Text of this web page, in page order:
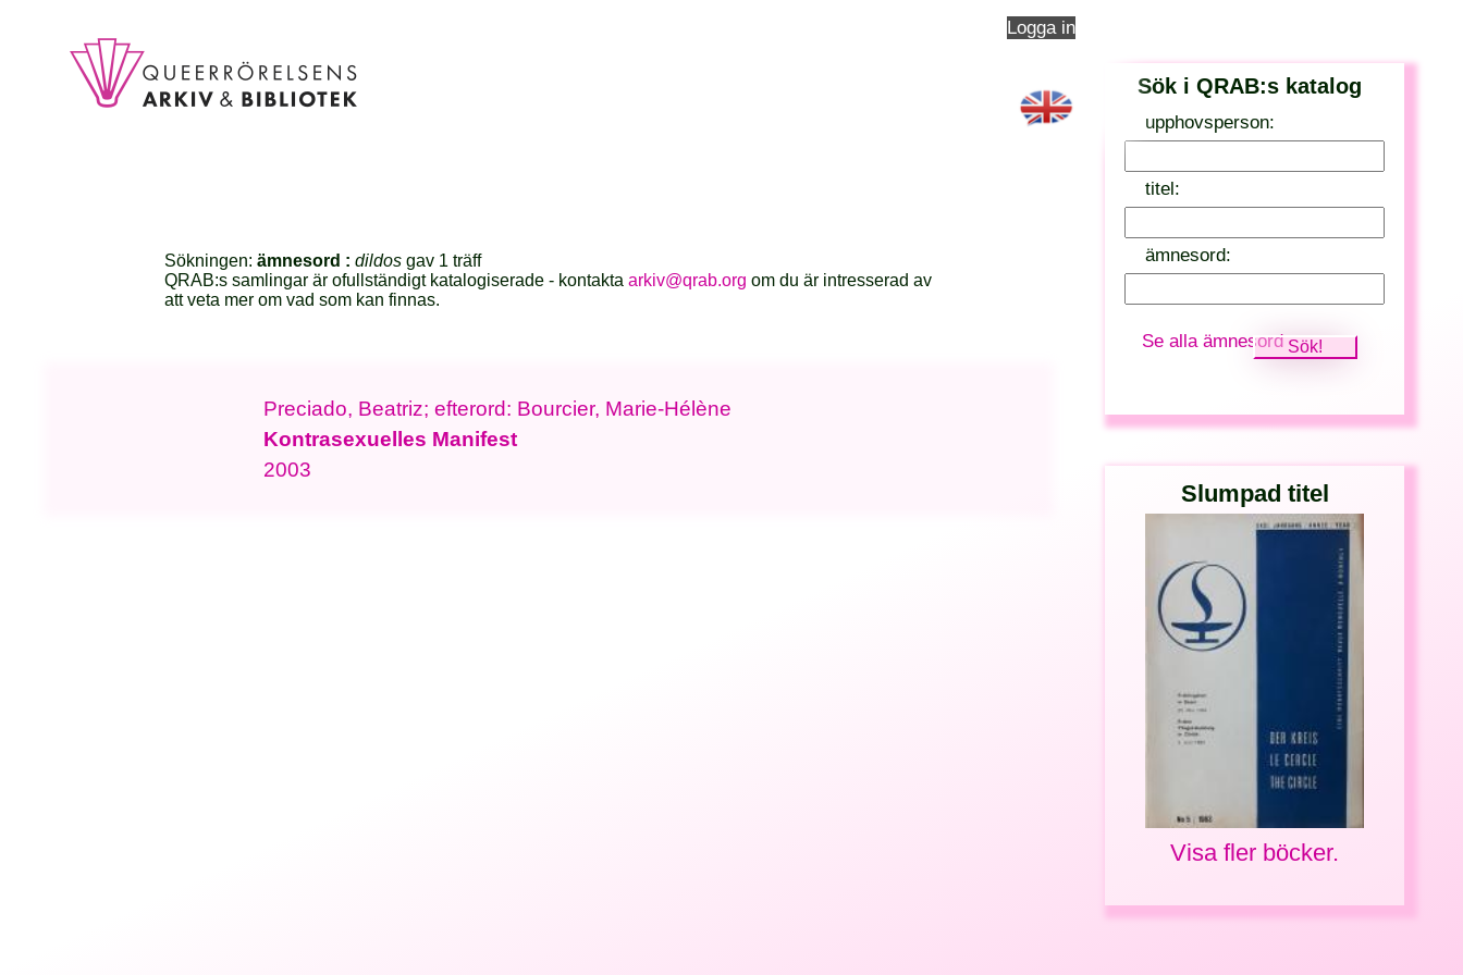
Logga in
Sök i QRAB:s katalog
upphovsperson:
titel:
ämnesord:
Se alla ämnesord
Slumpad titel
Visa fler böcker.
Sökningen:ämnesord :dildos gav 1 träff
QRAB:s samlingar är ofullständigt katalogiserade - kontaktaarkiv@qrab.org om du är intresserad av
att veta mer om vad som kan finnas.
Preciado, Beatriz; efterord: Bourcier, Marie-Hélène
Kontrasexuelles Manifest
2003